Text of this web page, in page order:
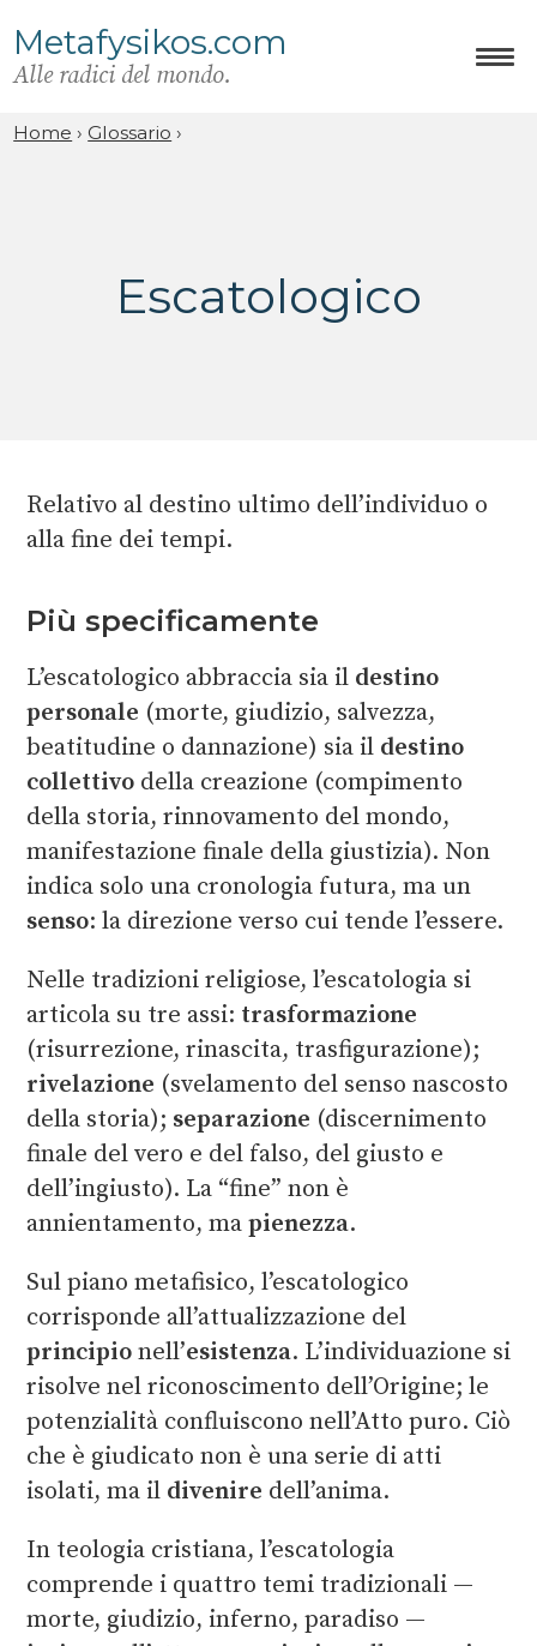
Metafysikos.com
Alle radici del mondo.
Home › Glossario ›
Escatologico
Relativo al destino ultimo dell’individuo o
alla fine dei tempi.
Più specificamente
L’escatologico abbraccia sia il destino
personale (morte, giudizio, salvezza,
beatitudine o dannazione) sia il destino
collettivodella creazione (compimento
della storia, rinnovamento del mondo,
manifestazione finale della giustizia). Non
indica solo una cronologia futura, ma un
senso: la direzione verso cui tende l’essere.
Nelle tradizioni religiose, l’escatologia si
articola su tre assi: trasformazione
(risurrezione, rinascita, trasfigurazione);
rivelazione (svelamento del senso nascosto
della storia); separazione (discernimento
finale del vero e del falso, del giusto e
dell’ingiusto). La “fine” non è
annientamento, mapienezza.
Sul piano metafisico, l’escatologico
corrisponde all’attualizzazione del
principionell’esistenza. L’individuazione si
risolve nel riconoscimento dell’Origine; le
potenzialità confluiscono nell’Atto puro. Ciò
che è giudicato non è una serie di atti
isolati, ma il divenire dell’anima.
In teologia cristiana, l’escatologia
comprende i quattro temi tradizionali —
morte, giudizio, inferno, paradiso —